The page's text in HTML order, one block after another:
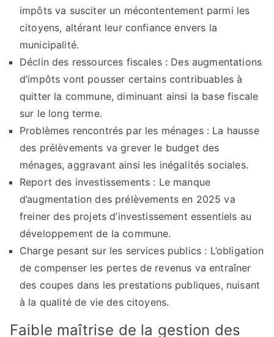
impôts va susciter un mécontentement parmi les
citoyens, altérant leur confiance envers la
municipalité.
Déclin des ressources fiscales : Des augmentations
d’impôts vont pousser certains contribuables à
quitter la commune, diminuant ainsi la base fiscale
sur le long terme.
Problèmes rencontrés par les ménages : La hausse
des prélèvements va grever le budget des
ménages, aggravant ainsi les inégalités sociales.
Report des investissements : Le manque
d’augmentation des prélèvements en 2025 va
freiner des projets d’investissement essentiels au
développement de la commune.
Charge pesant sur les services publics : L’obligation
de compenser les pertes de revenus va entraîner
des coupes dans les prestations publiques, nuisant
à la qualité de vie des citoyens.
Faible maîtrise de la gestion des